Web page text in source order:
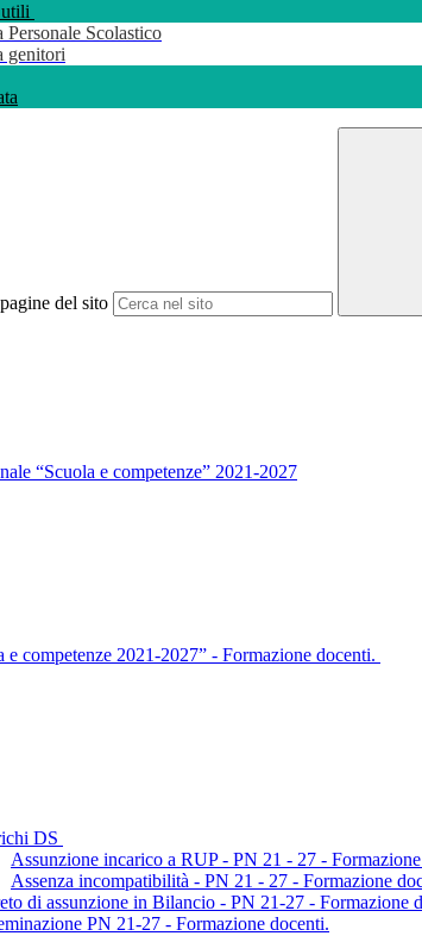
Scolastico
genitori
del sito
“Scuola e competenze” 2021-2027
e competenze 2021-2027” - Formazione docenti.
DS
Assunzione incarico a RUP - PN 21 - 27 -
Assenza incompatibilità - PN 21 - 27 - Formazione
di assunzione in Bilancio - PN 21-27 - Formazione
PN 21-27 - Formazione docenti.